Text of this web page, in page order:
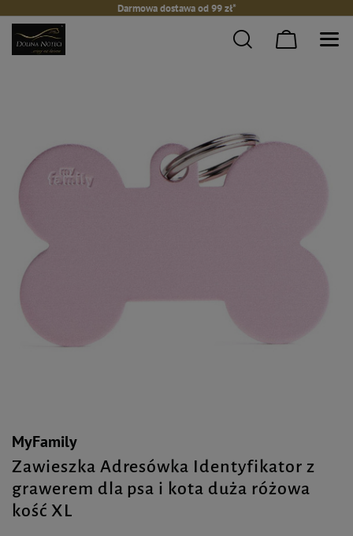
Darmowa dostawa od 99 zł*
MyFamily
Zawieszka Adresówka Identyfikator z
grawerem dla psa i kota duża różowa
kość XL